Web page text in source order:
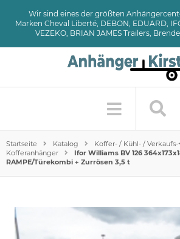
Wir sind eines der größten
Marken Cheval Liberté, DEBON, EDUARD,
VEZEKO, BRIAN JAMES Trailers,
Startseite Katalog
Koffer- / Kühl- /
Kofferanhänger
Ifor Williams BV 126
RAMPE/Türekombi + Zurrösen 3,5 t